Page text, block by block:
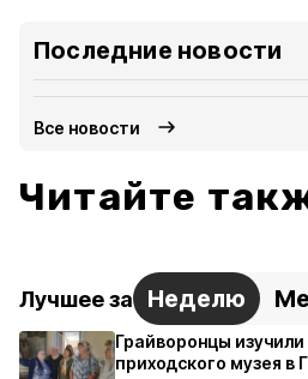
Последние новости
Все новости
Читайте
Лучшее за Неделю
Грайворонцы
приходского музея в